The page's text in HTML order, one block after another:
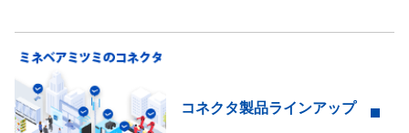
コネクタ製品ラインアップ